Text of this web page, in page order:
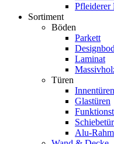
Pfleiderer
Sortiment
Böden
Parkett
Laminat
Türen
Innentüren
Glastüren
Alu-